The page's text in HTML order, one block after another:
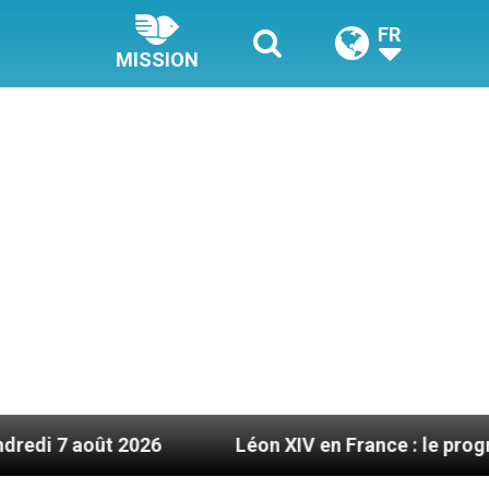
MISSION
FR
2026 Léon XIV en France : le programme